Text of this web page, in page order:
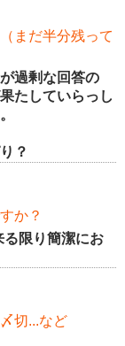
まだ半分残って
過剰な回答の
たしていらっし
？
か？
限り簡潔にお
切...など